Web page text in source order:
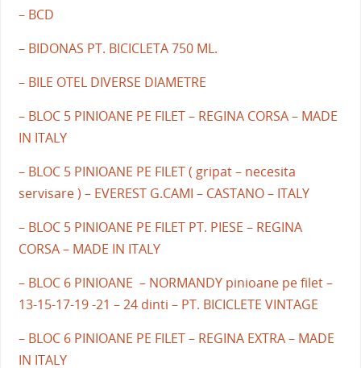
– BCD
– BIDONAS PT. BICICLETA 750 ML.
– BILE OTEL DIVERSE DIAMETRE
– BLOC 5 PINIOANE PE FILET – REGINA CORSA – MADE
IN ITALY
– BLOC 5 PINIOANE PE FILET ( gripat – necesita
servisare ) – EVEREST G.CAMI – CASTANO – ITALY
– BLOC 5 PINIOANE PE FILET PT. PIESE – REGINA
CORSA – MADE IN ITALY
– BLOC 6 PINIOANE – NORMANDY pinioane pe filet –
13-15-17-19 -21 – 24 dinti – PT. BICICLETE VINTAGE
– BLOC 6 PINIOANE PE FILET – REGINA EXTRA – MADE
IN ITALY